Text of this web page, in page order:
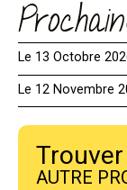
Le 13 Octobre
Le 12 Novembre
AUTRE